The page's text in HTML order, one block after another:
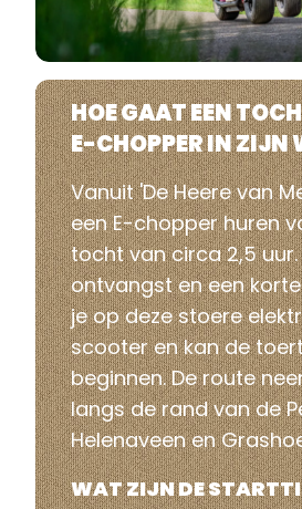
HOE GAAT EEN
E-CHOPPER IN ZIJN
Vanuit 'De Heere van
een E-chopper huren
tocht van circa 2,5 uur.
ontvangst en een
je op deze stoere
scooter en kan de
beginnen. De route
langs de rand van de
Helenaveen en
WAT ZIJN DE